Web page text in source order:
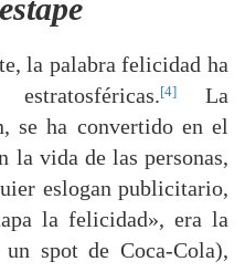
la palabra felicidad ha
[4]La
se ha convertido en el
la vida de las personas,
eslogan publicitario,
la felicidad», era la
spot de Coca-Cola),